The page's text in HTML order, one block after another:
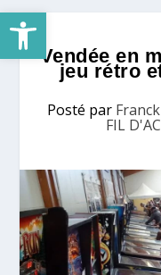
Ouvrir la barre d’outils
Vendée en
jeu rétro
Posté par
FIL